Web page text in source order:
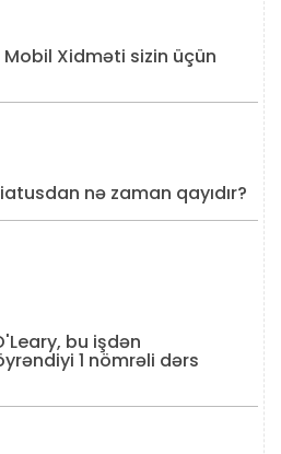
Xidməti sizin üçün
nə zaman qayıdır?
bu işdən
1 nömrəli dərs